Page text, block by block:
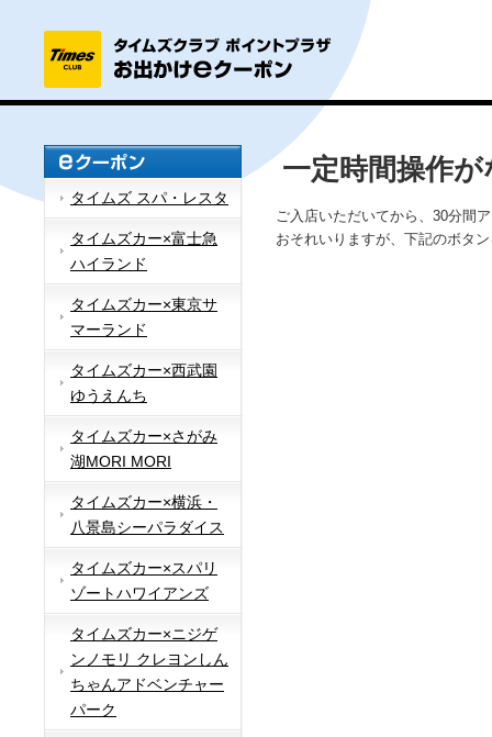
タイムズ スパ・レスタ
タイムズカー×富士急
ハイランド
タイムズカー×東京サ
マーランド
タイムズカー×西武園
ゆうえんち
タイムズカー×さがみ
湖MORI MORI
タイムズカー×横浜・
八景島シーパラダイス
タイムズカー×スパリ
ゾートハワイアンズ
タイムズカー×ニジゲ
ンノモリ クレヨンしん
ちゃんアドベンチャー
パーク
一定時間操作
ご入店いただいてから、30分間
おそれいりますが、下記のボタ